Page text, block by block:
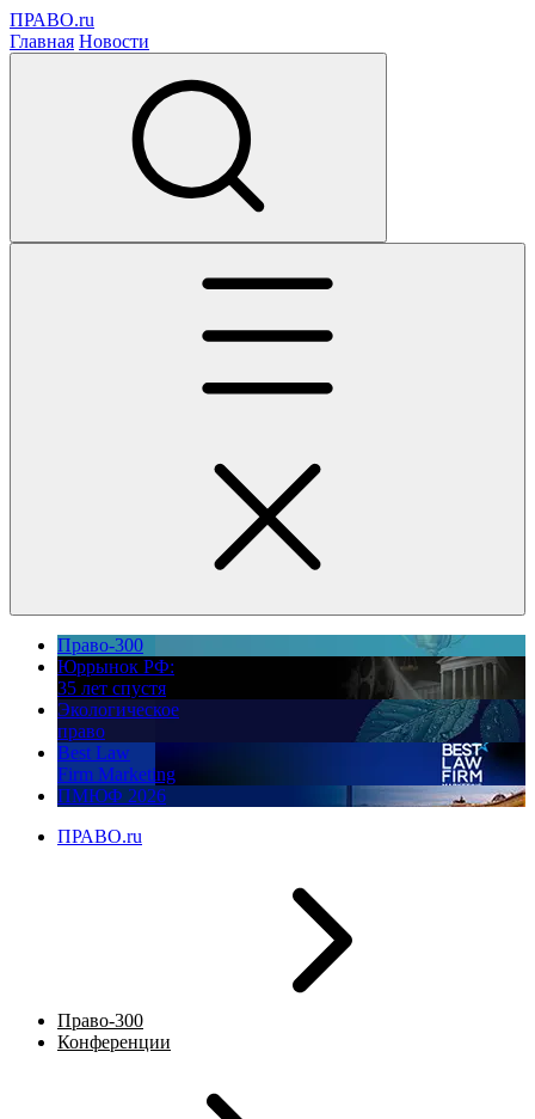
ПРАВО.ru
Главная Новости
Право-300
Юррынок РФ:
35 лет спустя
Экологическое
право
Best Law
Firm Marketing
ПМЮФ 2026
ПРАВО.ru
Право-300
Конференции